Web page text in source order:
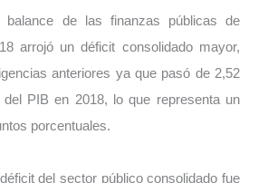
balance de las finanzas públicas de
arrojó un déficit consolidado mayor,
anteriores ya que pasó de 2,52
PIB en 2018, lo que representa un
porcentuales.
del sector público consolidado fue